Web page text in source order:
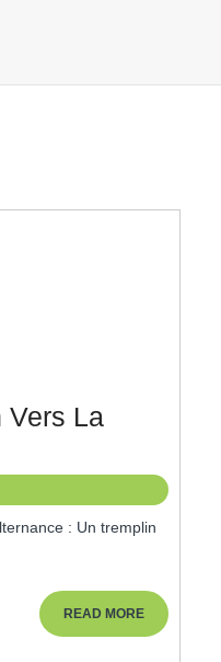
Vers La
READ MOREREAD
MORE